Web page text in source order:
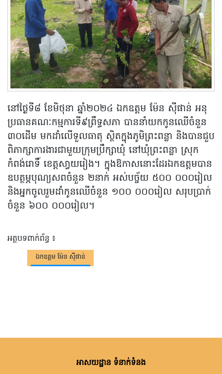
នៅថ្ងៃទី៨ ខែមិថុនា ឆ្នាំ២០២៤ ឯកឧត្តម​ ម៉ែន​ ស៊ីផាន់ អនុ
ប្រធានគណៈកម្មការទី៩ព្រឹទ្ធសភា​ បាននាំយកកូនឈេីចំនួន​
៣០ដេីម​ មកដាំលេីទួលធាតុ​ ស្ថិតក្នុងភូមិព្រះពន្លា​ និងបានជួប
ពិភាក្សាការងារជាមួយក្រុមប្រឹក្សាឃុំ​ នៅឃុំព្រះពន្លា​ ស្រុក
កំពង់រោទិ៍ ខេត្តសា្វយរៀង។​ ក្នុងឱកាសនោះដែរឯកឧត្តមបាន
ឧបត្ថម្ភបុណ្យសពចំនួន​ ២នាក់​ អស់បច្ច័យ​ ៥០០​ ០០០រៀល​
និងអ្នកចូលរួមដាំកូនឈេីចំនួន​ ១០០​ ០០០រៀល​ សរុបប្រាក់
ចំនួន​ ៦០០​ ០០០រៀល។
អត្ថបទពាក់ព័ន្ធ ៖
ឯកឧត្តម ម៉ែន ស៊ីផាន់
អាសយដ្ឋាន ទំនាក់ទំនង